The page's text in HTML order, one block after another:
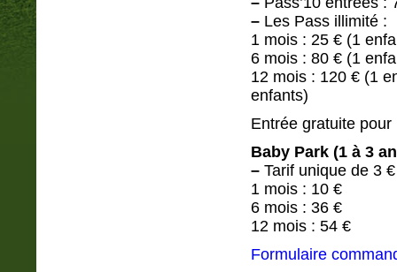
– Les Pass illimité :
1 mois : 25 € (1
6 mois : 80 € (1
12 mois : 120 € (1
enfants)
Entrée gratuite
Baby Park (1 à 3
– Tarif unique de 3 €
1 mois : 10 €
6 mois : 36 €
12 mois : 54 €
Formulaire